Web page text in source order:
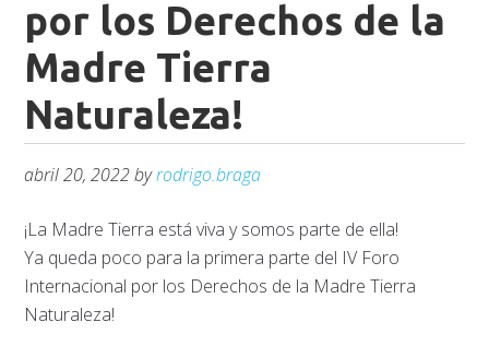
por los Derechos de la
Madre Tierra
Naturaleza!
abril 20, 2022byrodrigo.braga
¡La Madre Tierra está viva y somos parte de ella!
Ya queda poco para la primera parte del IV Foro
Internacional por los Derechos de la Madre Tierra
Naturaleza!